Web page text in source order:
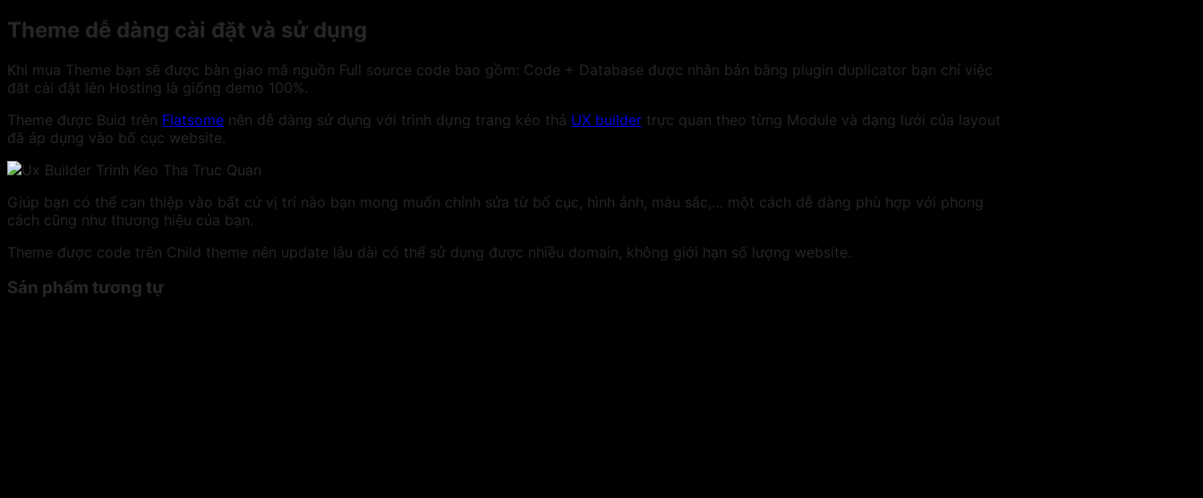
Theme dễ dàng cài đặt và sử dụng
Khi mua Theme bạn sẽ được bàn giao mã nguồn Full source code bao gồm: Code + Database được nhân bản bằng plugin duplicator bạn chỉ việc
đăt cài đặt lên Hosting là giống demo 100%.
Theme được Buid trên Flatsome nên dễ dàng sử dụng với trình dựng trang kéo thả UX builder trực quan theo từng Module và dạng lưới của layout
đã áp dụng vào bố cục website.
Giúp bạn có thể can thiệp vào bất cứ vị trí nào bạn mong muốn chỉnh sửa từ bố cục, hình ảnh, màu sắc,… một cách dễ dàng phù hợp với phong
cách cũng như thương hiệu của bạn.
Theme được code trên Child theme nên update lâu dài có thể sử dụng được nhiều domain, không giới hạn số lượng website.
Sản phẩm tương tự